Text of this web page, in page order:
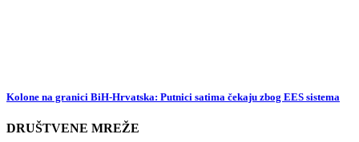
Kolone na granici BiH-Hrvatska: Putnici satima čekaju zbog EES sistema
DRUŠTVENE MREŽE